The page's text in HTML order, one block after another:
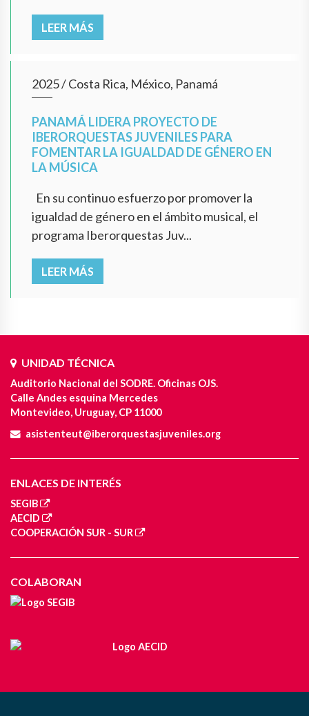
LEER MÁS
2025/Costa Rica, México, Panamá
PANAMÁ LIDERA PROYECTO DE
IBERORQUESTAS JUVENILES PARA
FOMENTAR LA IGUALDAD DE GÉNERO EN
LA MÚSICA
En su continuo esfuerzo por promover la
igualdad de género en el ámbito musical, el
programa Iberorquestas Juv...
LEER MÁS
UNIDAD TÉCNICA
Auditorio Nacional del SODRE. Oficinas OJS.
Calle Andes esquina Mercedes
Montevideo, Uruguay, CP 11000
asistenteut@iberorquestasjuveniles.org
ENLACES DE INTERÉS
SEGIB
AECID
COOPERACIÓN SUR - SUR
COLABORAN